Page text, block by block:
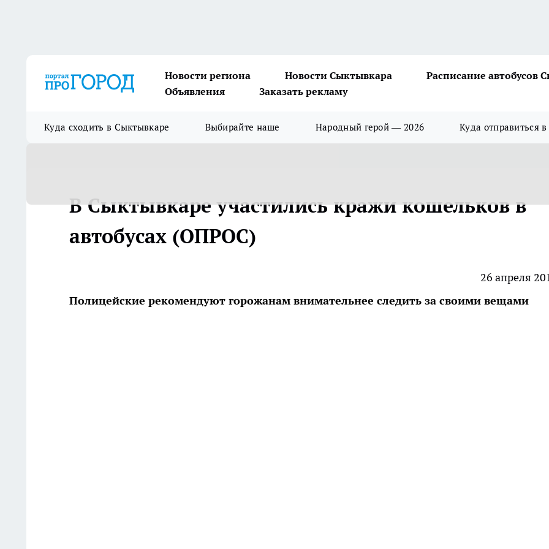
Новости региона Новости Сыктывкара
Расписание автобусов
Объявления
Заказать рекламу
Куда сходить в Сыктывкаре Выбирайте наше Народный герой — 2026 Куда отправиться в
В Сыктывкаре участились кражи кошельков в
автобусах (ОПРОС)
26 апреля
Полицейские рекомендуют горожанам внимательнее следить за своими вещами